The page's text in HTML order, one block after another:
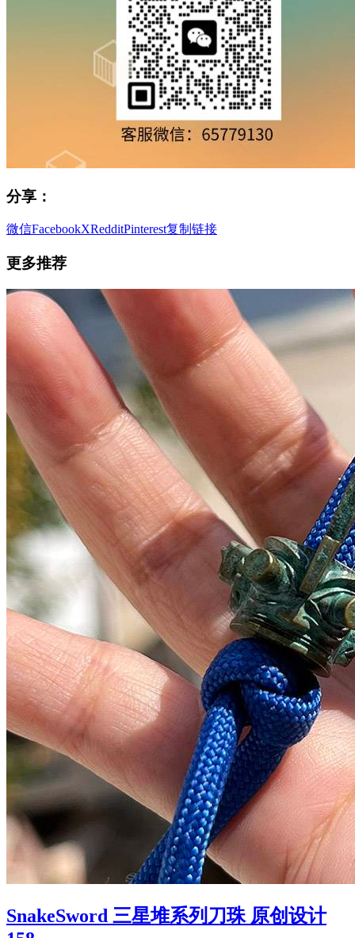
分享：
微信FacebookXRedditPinterest复制链接
更多推荐
SnakeSword 三星堆系列刀珠 原创设计